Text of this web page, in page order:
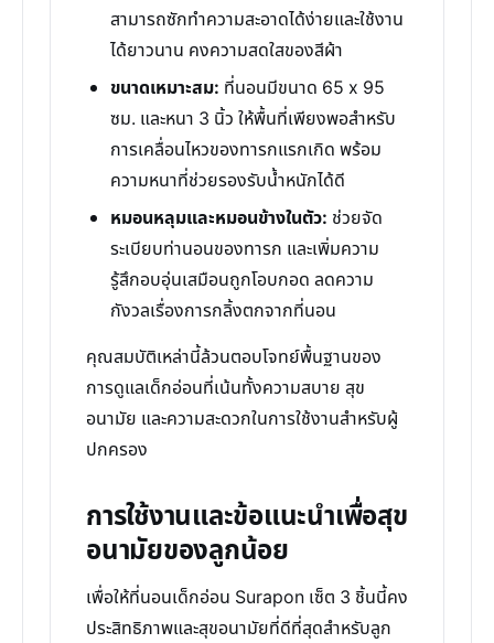
สามารถซักทำความสะอาดได้ง่ายและใช้งาน
ได้ยาวนาน คงความสดใสของสีผ้า
ขนาดเหมาะสม: ที่นอนมีขนาด 65 x 95
ซม. และหนา 3 นิ้ว ให้พื้นที่เพียงพอสำหรับ
การเคลื่อนไหวของทารกแรกเกิด พร้อม
ความหนาที่ช่วยรองรับน้ำหนักได้ดี
หมอนหลุมและหมอนข้างในตัว: ช่วยจัด
ระเบียบท่านอนของทารก และเพิ่มความ
รู้สึกอบอุ่นเสมือนถูกโอบกอด ลดความ
กังวลเรื่องการกลิ้งตกจากที่นอน
คุณสมบัติเหล่านี้ล้วนตอบโจทย์พื้นฐานของ
การดูแลเด็กอ่อนที่เน้นทั้งความสบาย สุข
อนามัย และความสะดวกในการใช้งานสำหรับผู้
ปกครอง
การใช้งานและข้อแนะนำเพื่อสุข
อนามัยของลูกน้อย
เพื่อให้ที่นอนเด็กอ่อน Surapon เซ็ต 3 ชิ้นนี้คง
ประสิทธิภาพและสุขอนามัยที่ดีที่สุดสำหรับลูก